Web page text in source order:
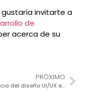
invitarte a
de
acerca de su
PRÓXIMO
Importancia del diseño UI/UX en el desarrollo de software